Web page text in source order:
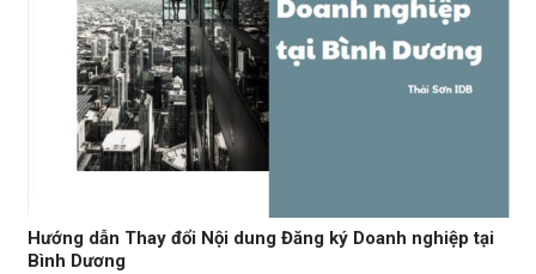
Hướng dẫn Thay đổi Nội dung Đăng ký Doanh nghiệp tại
Bình Dương